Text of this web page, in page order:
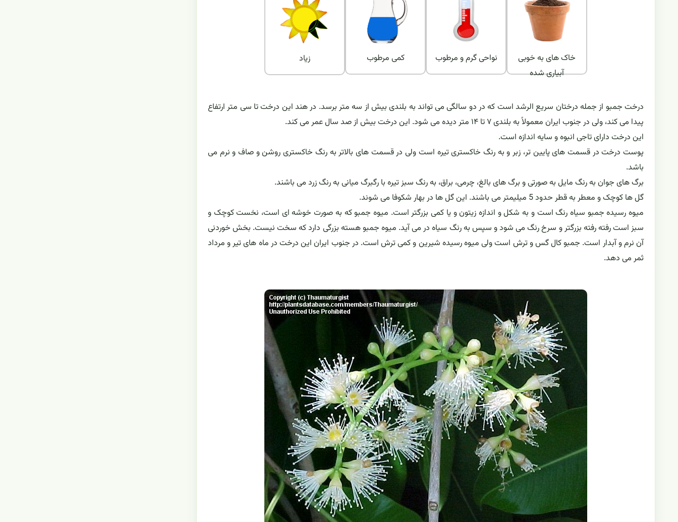
زیاد کمی مرطوب نواحی گرم و مرطوب
خاک های به خوبی
آبیاری شده
درخت جمبو از جمله درختان سریع الرشد است که در دو سالگی می تواند به بلندی بیش از سه متر برسد. در هند این درخت تا سی متر ارتفاع
پیدا می کند، ولی در جنوب ایران معمولاً به بلندی ۷ تا ۱۴ متر دیده می شود. این درخت بیش از صد سال عمر می کند.
این درخت دارای تاجی انبوه و سایه اندازه است.
پوست درخت در قسمت های پایین تر، زبر و به رنگ خاکستری تیره است ولی در قسمت های بالاتر به رنگ خاکستری روشن و صاف و نرم می
باشد.
برگ های جوان به رنگ مایل به صورتی و برگ های بالغ، چرمی، براق، به رنگ سبز تیره با رگبرگ میانی به رنگ زرد می باشند.
گل ها کوچک و معطر به قطر حدود 5 میلیمتر می باشند. این گل ها در بهار شکوفا می شوند.
میوه رسیده جمبو سیاه رنگ است و به شکل و اندازه زیتون و یا کمی بزرگتر است. میوه جمبو که به صورت خوشه ای است، نخست کوچک و
سبز است رفته رفته بزرگتر و سرخ رنگ می شود و سپس به رنگ سیاه در می آید. میوه جمبو هسته بزرگی دارد که سخت نیست. بخش خوردنی
آن نرم و آبدار است. جمبو کال گس و ترش است ولی میوه رسیده شیرین و کمی ترش است. در جنوب ایران این درخت در ماه های تیر و مرداد
ثمر می دهد.